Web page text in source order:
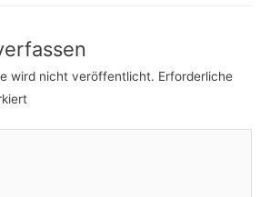
wird nicht veröffentlicht. Erforderliche